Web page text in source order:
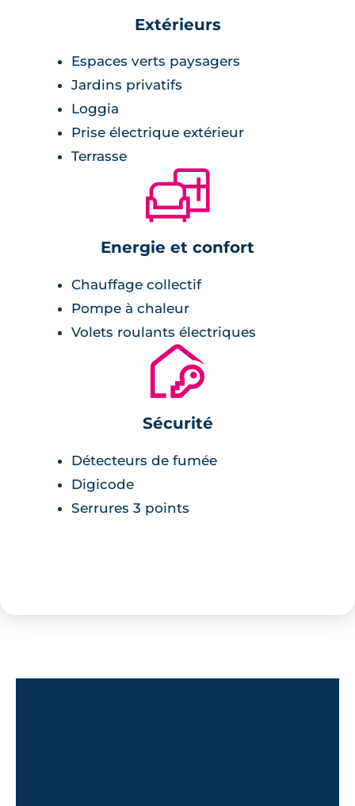
Extérieurs
Espaces verts paysagers
Jardins privatifs
Loggia
Prise électrique extérieur
Terrasse
🛋
Energie et confort
Chauffage collectif
Pompe à chaleur
Volets roulants électriques
🔐
Sécurité
Détecteurs de fumée
Digicode
Serrures 3 points